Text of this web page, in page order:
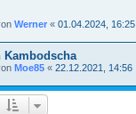
Werner « 01.04.2024, 16:25
Kambodscha
Moe85 « 22.12.2021, 14:56